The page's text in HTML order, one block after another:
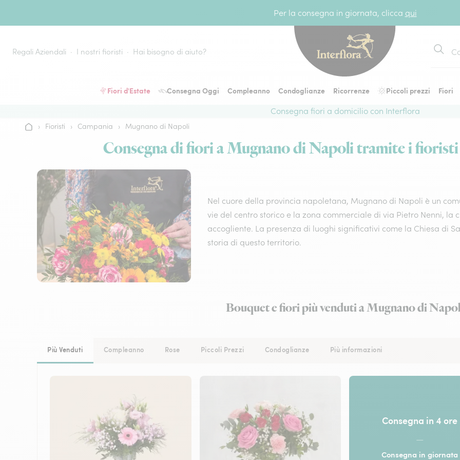
Per la consegna in giornata, clicca qui
Regali Aziendali I nostri fioristi Hai bisogno di aiuto?
Cerca
Fiori d'Estate Consegna Oggi Compleanno Condoglianze Ricorrenze Piccoli prezzi
Fiori
Consegna fiori a domicilio con Interflora
Home› Fioristi › Campania › Mugnano di Napoli
Consegna di fiori a Mugnano di Napoli tramite i
Nel cuore della provincia napoletana, Mugnano di Napoli è un
vie del centro storico e la zona commerciale di via Pietro Nenni,
accogliente. La presenza di luoghi significativi come la Chiesa di
storia di questo territorio.
Bouquet e fiori più venduti a Mugnano di
Più Venduti Compleanno Rose Piccoli Prezzi Condoglianze Più informazioni
Consegna in 4 ore
—
Consegna in giornata